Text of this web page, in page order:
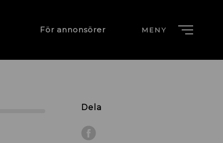
För annonsörer MENY
Dela